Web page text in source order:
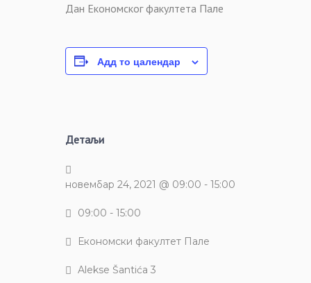
Дан Економског факултета Пале
Адд то цалендар
Детаљи
новембар 24, 2021 @ 09:00 - 15:00
09:00 - 15:00
Економски факултет Пале
Alekse Šantića 3